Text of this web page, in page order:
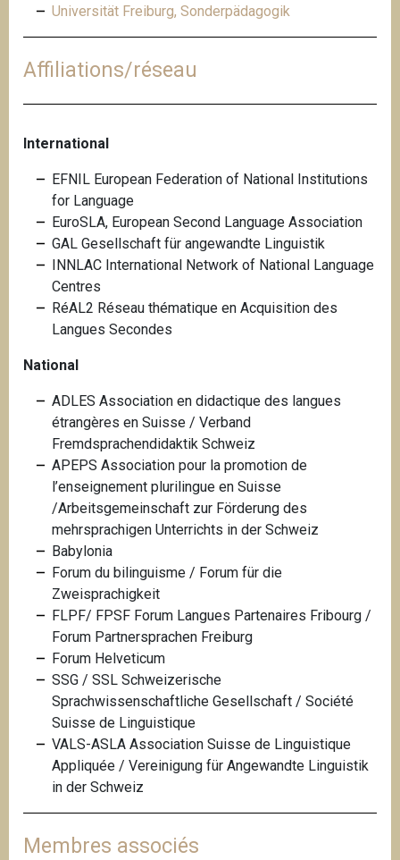
Universität Freiburg, Sonderpädagogik
Affiliations/réseau
International
EFNIL European Federation of National Institutions
for Language
EuroSLA, European Second Language Association
GAL Gesellschaft für angewandte Linguistik
INNLAC International Network of National Language
Centres
RéAL2 Réseau thématique en Acquisition des
Langues Secondes
National
ADLES Association en didactique des langues
étrangères en Suisse / Verband
Fremdsprachendidaktik Schweiz
APEPS Association pour la promotion de
l’enseignement plurilingue en Suisse
/Arbeitsgemeinschaft zur Förderung des
mehrsprachigen Unterrichts in der Schweiz
Babylonia
Forum du bilinguisme / Forum für die
Zweisprachigkeit
FLPF/ FPSF Forum Langues Partenaires Fribourg /
Forum Partnersprachen Freiburg
Forum Helveticum
SSG / SSL Schweizerische
Sprachwissenschaftliche Gesellschaft / Société
Suisse de Linguistique
VALS-ASLA Association Suisse de Linguistique
Appliquée / Vereinigung für Angewandte Linguistik
in der Schweiz
Membres associés